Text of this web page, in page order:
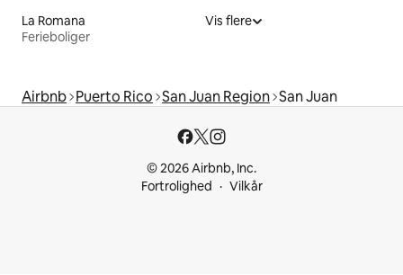
La Romana
Ferieboliger
Vis flere
Airbnb Puerto Rico San Juan Region San Juan
© 2026 Airbnb, Inc.
Fortrolighed
Vilkår